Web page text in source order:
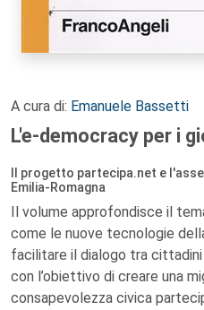
A cura di: Emanuele Bassetti
L'e-democracy per i
Il progetto partecipa.net e
Emilia-Romagna
Il volume approfondisce il
come le nuove tecnologie
facilitare il dialogo tra
con l’obiettivo di creare una
consapevolezza civica